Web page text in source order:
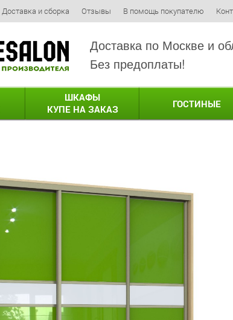
Доставка и сборка Отзывы В помощь покупателю
Доставка по Москве и
Без предоплаты!
ШКАФЫ
КУПЕ НА ЗАКАЗ
ГОСТИНЫЕ